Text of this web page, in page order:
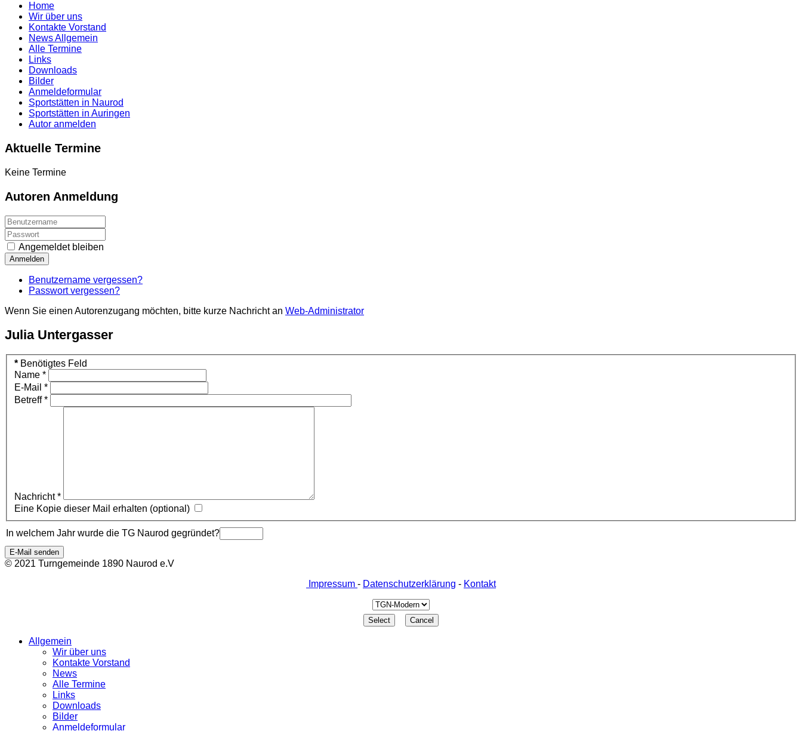
Home
Wir über uns
Kontakte Vorstand
News Allgemein
Alle Termine
Links
Downloads
Bilder
Anmeldeformular
Sportstätten in Naurod
Sportstätten in Auringen
Autor anmelden
Aktuelle Termine
Keine Termine
Autoren Anmeldung
Angemeldet bleiben
Anmelden
Benutzername vergessen?
Passwort vergessen?
Wenn Sie einen Autorenzugang möchten, bitte kurze Nachricht an Web-Administrator
Julia Untergasser
* Benötigtes Feld
Name *
E-Mail *
Betreff*
Nachricht*
Eine Kopie dieser Mail erhalten (optional)
In welchem Jahr wurde die TG Naurod gegründet?
E-Mail senden
© 2021 Turngemeinde 1890 Naurod e.V
Impressum - Datenschutzerklärung - Kontakt
Allgemein
Wir über uns
Kontakte Vorstand
News
Alle Termine
Links
Downloads
Bilder
Anmeldeformular